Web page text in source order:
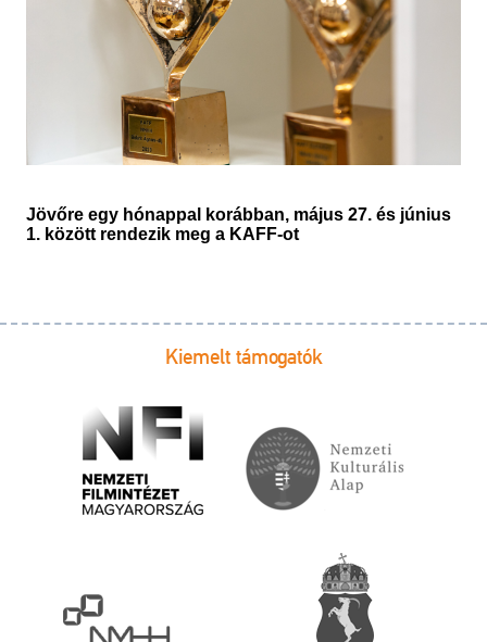
Jövőre egy hónappal korábban, május 27. és június
1. között rendezik meg a KAFF-ot
Kiemelt támogatók